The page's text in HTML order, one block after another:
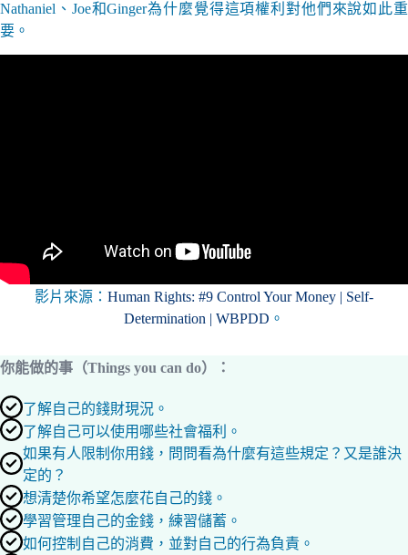
Nathaniel、Joe和Ginger為什麼覺得這項權利對他們來說如此重
要。
影片來源： Human Rights: #9 Control Your Money | Self-
Determination | WBPDD 。
你能做的事（Things you can do）：
了解自己的錢財現況。
了解自己可以使用哪些社會福利。
如果有人限制你用錢，問問看為什麼有這些規定？又是誰決
定的？
想清楚你希望怎麼花自己的錢。
學習管理自己的金錢，練習儲蓄。
如何控制自己的消費，並對自己的行為負責。